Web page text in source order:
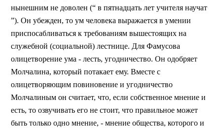
нынешним не доволен (“ в пятнадцать лет учителя научат
”). Он убежден, то ум человека выражается в умении
приспосабливаться к требованиям вышестоящих на
служебной (социальной) лестнице. Для Фамусова
олицетворение ума - лесть, угодничество. Он одобряет
Молчалина, который потакает ему. Вместе с
олицетворяющим повиновение и угодничество
Молчалиным он считает, что, если собственное мнение и
есть, то озвучивать его не стоит, что правильное может
быть только одно мнение, - мнение общества, которого и